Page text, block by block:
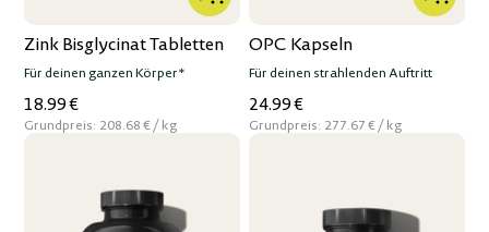
Zink Bisglycinat Tabletten
Für deinen ganzen Körper*
18.99 €
Grundpreis: 208.68 €/per
kg
OPC Kapseln
Für deinen strahlenden Auftritt
24.99 €
Grundpreis: 277.67 €/per
kg